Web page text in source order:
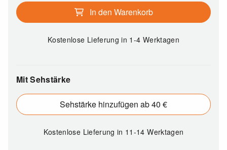
In den Warenkorb
Kostenlose Lieferungin 1-4 Werktagen
Mit Sehstärke
Sehstärke hinzufügen ab 40 €
Kostenlose Lieferungin 11-14 Werktagen